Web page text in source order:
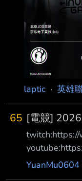
laptic · 英雄
65 [電競]
x 主播賽評
YuanMu0604